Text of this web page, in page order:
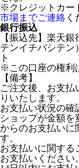
※クレジットカー
市場までご連絡 く
銀行振込
【振込先】楽天
テンイチバシテン
ト
※この口座の権利
【備考】
ご注文後、お支払
りいたします。
お支払い状況の確
ショップが金額
からのお支払いに
す。
お支払いに関する
お支払いください。